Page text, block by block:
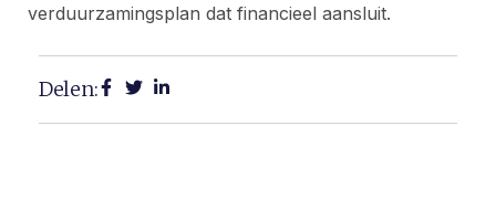
verduurzamingsplan dat financieel aansluit.
Delen: